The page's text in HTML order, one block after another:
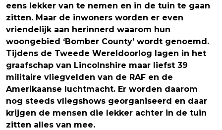
eens lekker van te nemen en in de tuin te gaan
zitten. Maar de inwoners worden er even
vriendelijk aan herinnerd waarom hun
woongebied ‘Bomber County’ wordt genoemd.
Tijdens de Tweede Wereldoorlog lagen in het
graafschap van Lincolnshire maar liefst 39
militaire vliegvelden van de RAF en de
Amerikaanse luchtmacht. Er worden daarom
nog steeds vliegshows georganiseerd en daar
krijgen de mensen die lekker achter in de tuin
zitten alles van mee.